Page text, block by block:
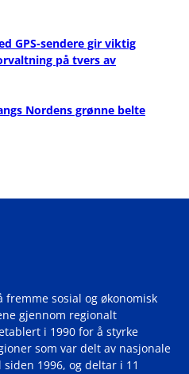
GPS-sendere gir viktig
på tvers av
Nordens grønne belte
sosial og økonomisk
gjennom regionalt
i 1990 for å styrke
som var delt av nasjonale
1996, og deltar i 11